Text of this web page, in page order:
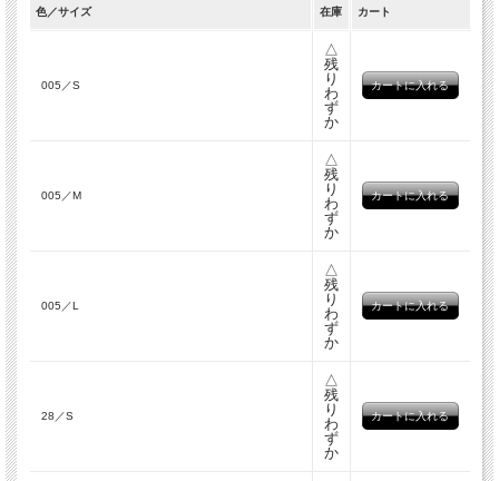
色／サイズ 在庫 カート
005／S
△
残
り
わ
ず
か
005／M
△
残
り
わ
ず
か
005／L
△
残
り
わ
ず
か
28／S
△
残
り
わ
ず
か